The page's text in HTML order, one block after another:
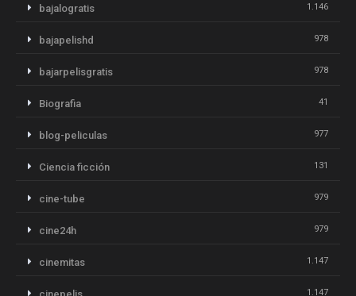
bajalogratis 1.146
bajapelishd 978
bajarpelisgratis 978
Biografia 41
blog-peliculas 977
Ciencia ficción 131
cine-tube 979
cine24h 979
cinemitas 1.147
1.147